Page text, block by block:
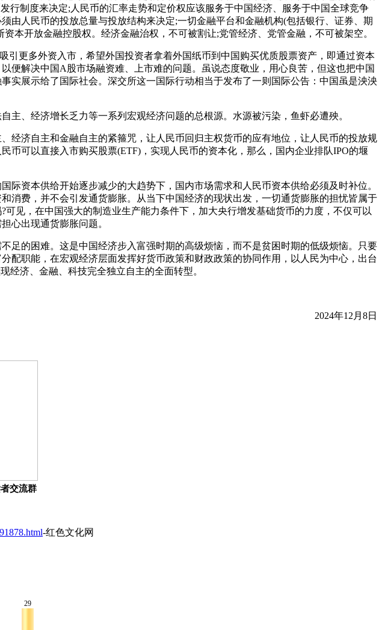
行制度来决定;人民币的汇率走势和定价权应该服务于中国经济、服务于中国全球竞争
由人民币的投放总量与投放结构来决定;一切金融平台和金融机构(包括银行、证券、期
本开放金融控股权。经济金融治权，不可被割让;党管经济、党管金融，不可被架空。
引更多外资入市，希望外国投资者拿着外国纸币到中国购买优质股票资产，即通过资本
便解决中国A股市场融资难、上市难的问题。虽说态度敬业，用心良苦，但这也把中国
实展示给了国际社会。 深交所这一国际行动相当于发布了一则国际公告：中国虽是泱泱
、经济增长乏力等一系列宏观经济问题的总根源。水源被污染，鱼虾必遭殃。
经济自主和金融自主的紧箍咒，让人民币回归主权货币的应有地位，让人民币的投放规
可以直接入市购买股票(ETF)，实现人民币的资本化，那么，国内企业排队IPO的堰
资本供给开始逐步减少的大趋势下，国内市场需求和人民币资本供给必须及时补位。
消费，并不会引发通货膨胀。
从当下中国经济的现状出发，一切通货膨胀的担忧皆属于
见，在中国强大的制造业生产能力条件下，加大央行增发基础货币的力度，不仅可以
心出现通货膨胀问题。
足的困难。 这是中国经济步入富强时期的高级烦恼，而不是贫困时期的低级烦恼。只要
配职能，在宏观经济层面发挥好货币政策和财政政策的协同作用，以人民为中心，出台
经济、金融、科技完全独立自主的全面转型。
2024年12月8日
交流群
-红色文化网